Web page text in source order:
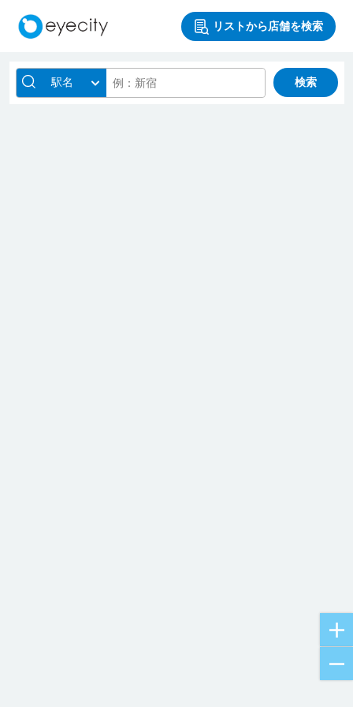
リストから店舗を検索
駅名 検索